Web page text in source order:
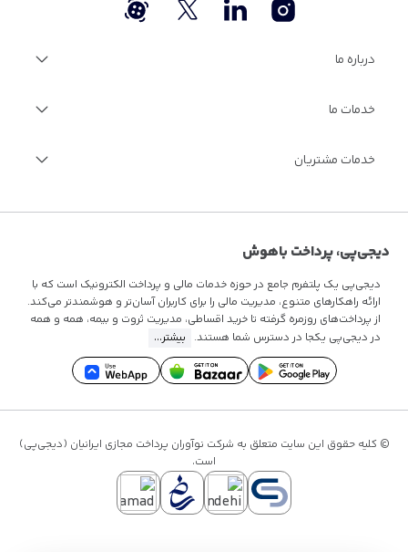
درباره ما
گزارش سالانه
مستندات فنی
خدمات ما
خدمات ویژه مالی
خدمات مشتریان
قوانین و مقررات
دیجی‌پی، پرداخت باهوش
دیجی‌پی یک پلتفرم جامع در حوزه خدمات مالی و پرداخت الکترونیک است که با
ارائه راهکارهای متنوع، مدیریت مالی را برای کاربران آسان‌تر و هوشمندتر می‌کند.
از پرداخت‌های روزمره گرفته تا خرید اقساطی، مدیریت ثروت و بیمه، همه و همه
در دیجی‌پی یکجا در دسترس شما هستند. بیشتر...
© کلیه حقوق این سایت متعلق به شرکت نوآوران پرداخت مجازی ایرانیان (دیجی‌پی)
است.